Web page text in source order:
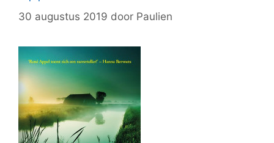
30 augustus 2019 door Paulien